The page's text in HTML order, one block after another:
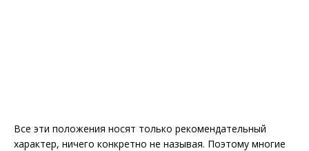
Все эти положения носят только рекомендательный
характер, ничего конкретно не называя. Поэтому многие